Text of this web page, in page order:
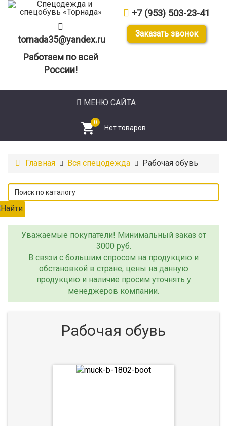
tornada35@yandex.ru
Работаем по всей
России!
+7 (953) 503-23-41
Заказать звонок
МЕНЮ САЙТА
0
Главная Вся спецодежда Рабочая обувь
Уважаемые покупатели! Минимальный заказ от
3000 руб.
В связи с большим спросом на продукцию и
обстановкой в стране, цены на данную
продукцию и наличие просим уточнять у
менеджеров компании.
Рабочая обувь